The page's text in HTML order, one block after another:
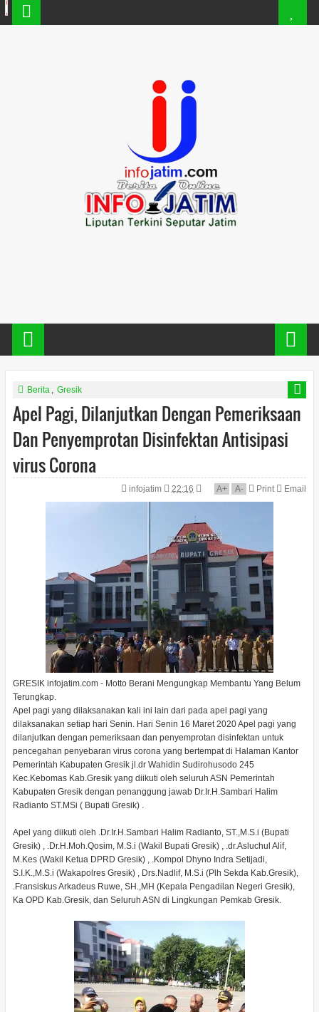
Berita , Gresik
Apel Pagi, Dilanjutkan Dengan Pemeriksaan
Dan Penyemprotan Disinfektan Antisipasi
virus Corona
infojatim 22:16 A+ A- Print Email
GRESIK infojatim.com - Motto Berani Mengungkap Membantu Yang Belum
Terungkap.
Apel pagi yang dilaksanakan kali ini lain dari pada apel pagi yang
dilaksanakan setiap hari Senin. Hari Senin 16 Maret 2020 Apel pagi yang
dilanjutkan dengan pemeriksaan dan penyemprotan disinfektan untuk
pencegahan penyebaran virus corona yang bertempat di Halaman Kantor
Pemerintah Kabupaten Gresik jl.dr Wahidin Sudirohusodo 245
Kec.Kebomas Kab.Gresik yang diikuti oleh seluruh ASN Pemerintah
Kabupaten Gresik dengan penanggung jawab Dr.Ir.H.Sambari Halim
Radianto ST.MSi ( Bupati Gresik) .
Apel yang diikuti oleh .Dr.Ir.H.Sambari Halim Radianto, ST.,M.S.i (Bupati
Gresik) , .Dr.H.Moh.Qosim, M.S.i (Wakil Bupati Gresik) , .dr.Asluchul Alif,
M.Kes (Wakil Ketua DPRD Gresik) , .Kompol Dhyno Indra Setijadi,
S.I.K.,M.S.i (Wakapolres Gresik) , Drs.Nadlif, M.S.i (Plh Sekda Kab.Gresik),
.Fransiskus Arkadeus Ruwe, SH.,MH (Kepala Pengadilan Negeri Gresik),
Ka OPD Kab.Gresik, dan Seluruh ASN di Lingkungan Pemkab Gresik.